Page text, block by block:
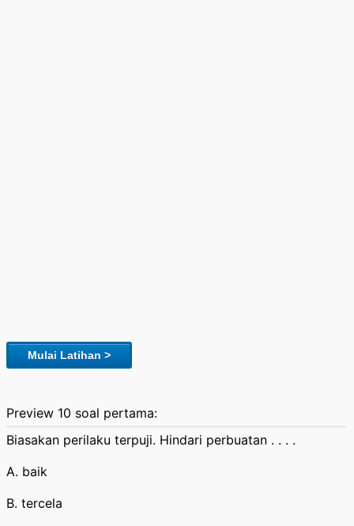
Mulai Latihan >
Preview 10 soal pertama:
Biasakan perilaku terpuji. Hindari perbuatan . . . .
A. baik
B. tercela